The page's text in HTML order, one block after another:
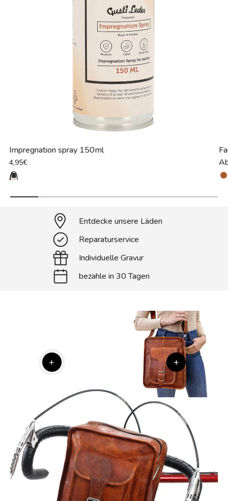
Impregnation spray 150ml
4,95€
Entdecke unsere Läden
Reparaturservice
Individuelle Gravur
bezahle in 30 Tagen
+ +